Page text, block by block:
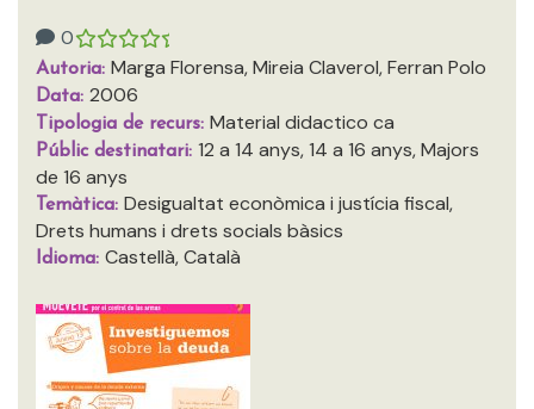
0
Autoria: Marga Florensa, Mireia Claverol, Ferran Polo
Data: 2006
Tipologia de recurs: Material didactico ca
Públic destinatari: 12 a 14 anys, 14 a 16 anys, Majors
de 16 anys
Temàtica: Desigualtat econòmica i justícia fiscal,
Drets humans i drets socials bàsics
Idioma: Castellà, Català